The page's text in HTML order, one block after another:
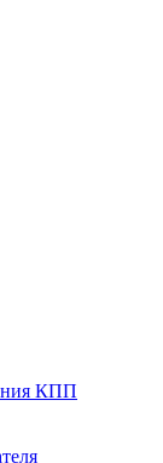
КПП